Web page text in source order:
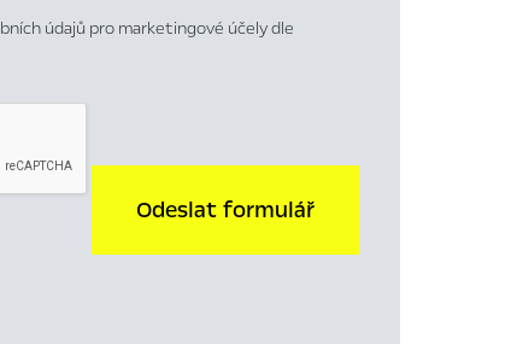
údajů pro marketingové účely dle
Odeslat formulář